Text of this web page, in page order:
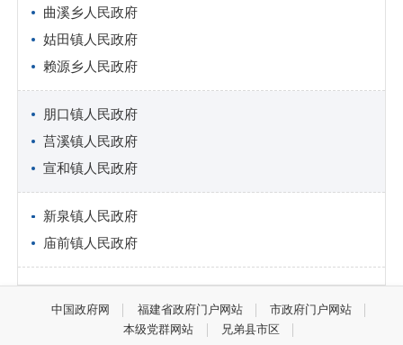
曲溪乡人民政府
姑田镇人民政府
赖源乡人民政府
朋口镇人民政府
莒溪镇人民政府
宣和镇人民政府
新泉镇人民政府
庙前镇人民政府
中国政府网 福建省政府门户网站
市政府门户网站
本级党群网站
兄弟县市区